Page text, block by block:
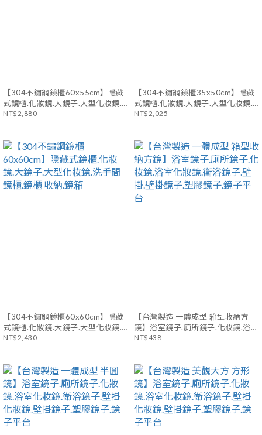
【304不鏽鋼鏡櫃60x55cm】隱藏
式鏡櫃.化妝鏡.大鏡子.大型化妝鏡.
洗手間 鏡櫃.鏡櫃 收納.鏡箱
NT$2,880
【304不鏽鋼鏡櫃35x50cm】隱藏
式鏡櫃.化妝鏡.大鏡子.大型化妝鏡.
洗手間 鏡櫃.鏡櫃 收納.鏡箱
NT$2,025
【304不鏽鋼鏡櫃60x60cm】隱藏
式鏡櫃.化妝鏡.大鏡子.大型化妝鏡.
洗手間 鏡櫃.鏡櫃 收納.鏡箱
NT$2,430
【台灣製造 一體成型 箱型收納方
鏡】浴室鏡子.廁所鏡子.化妝鏡.浴室
化妝鏡.衛浴鏡子.壁掛.壁掛鏡子.塑
NT$438